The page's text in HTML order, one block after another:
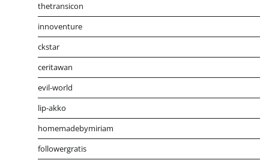
thetransicon
innoventure
ckstar
ceritawan
evil-world
lip-akko
homemadebymiriam
followergratis